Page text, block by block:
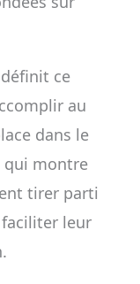
ce
au
dans le
qui montre
tirer parti
faciliter leur